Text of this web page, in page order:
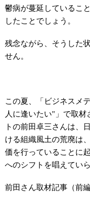
鬱病が蔓延しているこ
したことでしょう。
残念ながら、そうした
せん。
この夏、「ビジネスメ
人に逢いたい"」で取
トの前田卓三さんは、
ける組織風土の荒廃は
価を行っていることに
へのシフトを唱えてい
前田さん取材記事（前